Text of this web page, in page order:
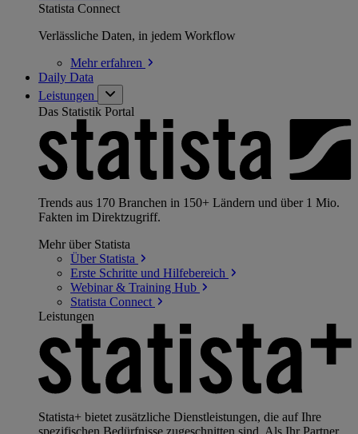
Statista Connect
Verlässliche Daten, in jedem Workflow
Mehrerfahren
Daily Data
Leistungen
Das Statistik Portal
Trends aus 170 Branchen in 150+ Ländern und über 1 Mio.
Fakten im Direktzugriff.
Mehr über Statista
Über Statista
Erste Schritte und Hilfebereich
Webinar & Training Hub
Statista Connect
Leistungen
Statista+ bietet zusätzliche Dienstleistungen, die auf Ihre
spezifischen Bedürfnisse zugeschnitten sind. Als Ihr Partner